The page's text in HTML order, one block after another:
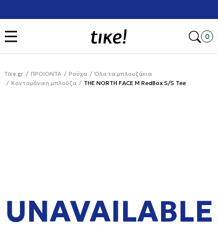
0
Tike.gr ΠΡΟΙΟΝΤΑ Ρούχα
Όλα τα μπλουζάκια
Κοντομάνικη μπλούζα
THE NORTH FACE M RedBox S/S Tee
UNAVAILABLE